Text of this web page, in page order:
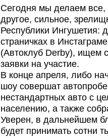
Сегодня мы делаем
другое, сильное,
Республики
страничках в
(Автоклуб Derby), ищем
заявки на участие.
В конце апреля, либо
шоу совершат
нестандартных авто с
населению, а также
Уверен, в дальнейшем
будет принимать сотни